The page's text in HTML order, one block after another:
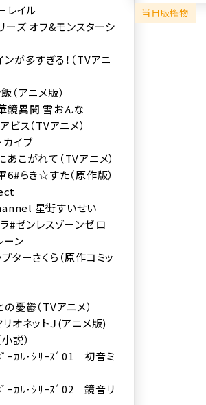
レイル
ーズ オフ&モンスターシ
が多すぎる！（TVアニ
（アニメ版）
鏡異聞 雪おんな
ビス（TVアニメ）
イブ
こがれて（TVアニメ）
6#らき☆すた（原作版）
星街すいせい
#ゼンレスゾーンゼロ
ーン
ターさくら（原作コミッ
憂鬱（TVアニメ）
オネットＪ(アニメ版)
説）
ｰｶﾙ･ｼﾘｰｽﾞ01 初音ミ
ｰｶﾙ･ｼﾘｰｽﾞ02 鏡音リ
当日版権物